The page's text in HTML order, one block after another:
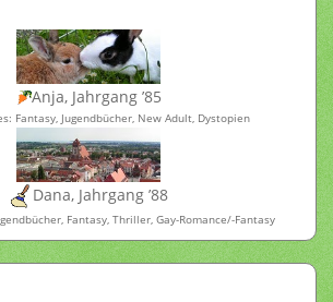
Anja, Jahrgang ’85
Fantasy, Jugendbücher, New Adult, Dystopien
Dana, Jahrgang ’88
Fantasy, Thriller, Gay-Romance/-Fantasy